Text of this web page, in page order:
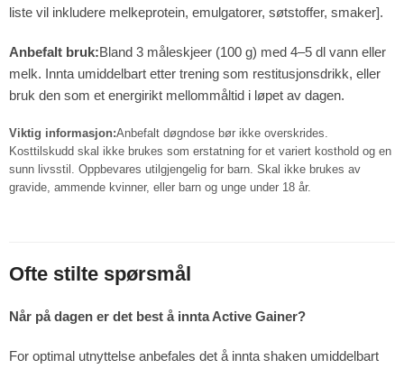
liste vil inkludere melkeprotein, emulgatorer, søtstoffer, smaker].
Anbefalt bruk:Bland 3 måleskjeer (100 g) med 4–5 dl vann eller
melk. Innta umiddelbart etter trening som restitusjonsdrikk, eller
bruk den som et energirikt mellommåltid i løpet av dagen.
Viktig informasjon:Anbefalt døgndose bør ikke overskrides.
Kosttilskudd skal ikke brukes som erstatning for et variert kosthold og en
sunn livsstil. Oppbevares utilgjengelig for barn. Skal ikke brukes av
gravide, ammende kvinner, eller barn og unge under 18 år.
Ofte stilte spørsmål
Når på dagen er det best å innta Active Gainer?
For optimal utnyttelse anbefales det å innta shaken umiddelbart